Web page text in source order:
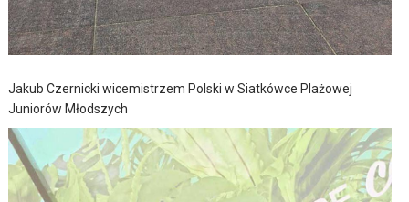
Jakub Czernicki wicemistrzem Polski w Siatkówce Plażowej
Juniorów Młodszych